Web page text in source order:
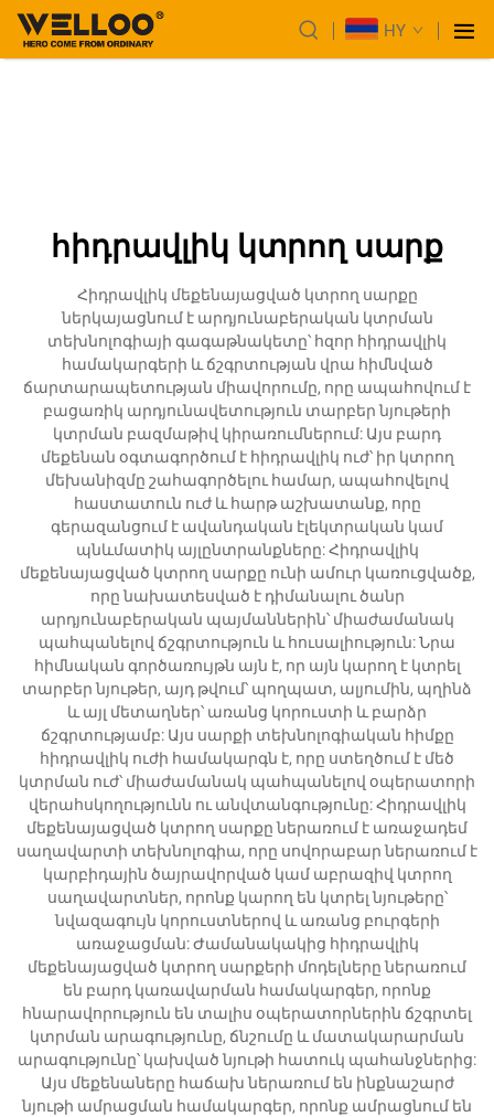
HY
հիդրավլիկ կտրող սարք
Հիդրավլիկ մեքենայացված կտրող սարքը
ներկայացնում է արդյունաբերական կտրման
տեխնոլոգիայի գագաթնակետը՝ հզոր հիդրավլիկ
համակարգերի և ճշգրտության վրա հիմնված
ճարտարապետության միավորումը, որը ապահովում է
բացառիկ արդյունավետություն տարբեր նյութերի
կտրման բազմաթիվ կիրառումներում: Այս բարդ
մեքենան օգտագործում է հիդրավլիկ ուժ՝ իր կտրող
մեխանիզմը շահագործելու համար, ապահովելով
հաստատուն ուժ և հարթ աշխատանք, որը
գերազանցում է ավանդական էլեկտրական կամ
պնևմատիկ այլընտրանքները: Հիդրավլիկ
մեքենայացված կտրող սարքը ունի ամուր կառուցվածք,
որը նախատեսված է դիմանալու ծանր
արդյունաբերական պայմաններին՝ միաժամանակ
պահպանելով ճշգրտություն և հուսալիություն: Նրա
հիմնական գործառույթն այն է, որ այն կարող է կտրել
տարբեր նյութեր, այդ թվում՝ պողպատ, ալյումին, պղինձ
և այլ մետաղներ՝ առանց կորուստի և բարձր
ճշգրտությամբ: Այս սարքի տեխնոլոգիական հիմքը
հիդրավլիկ ուժի համակարգն է, որը ստեղծում է մեծ
կտրման ուժ՝ միաժամանակ պահպանելով օպերատորի
վերահսկողությունն ու անվտանգությունը: Հիդրավլիկ
մեքենայացված կտրող սարքը ներառում է առաջադեմ
սաղավարտի տեխնոլոգիա, որը սովորաբար ներառում է
կարբիդային ծայրավորված կամ աբրազիվ կտրող
սաղավարտներ, որոնք կարող են կտրել նյութերը՝
նվազագույն կորուստներով և առանց բուրգերի
առաջացման: Ժամանակակից հիդրավլիկ
մեքենայացված կտրող սարքերի մոդելները ներառում
են բարդ կառավարման համակարգեր, որոնք
հնարավորություն են տալիս օպերատորներին ճշգրտել
կտրման արագությունը, ճնշումը և մատակարարման
արագությունը՝ կախված նյութի հատուկ պահանջներից:
Այս մեքենաները հաճախ ներառում են ինքնաշարժ
նյութի ամրացման համակարգեր, որոնք ամրացնում են